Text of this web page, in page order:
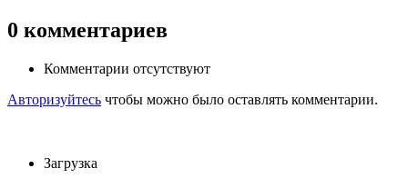
0 комментариев
Комментарии отсутствуют
Авторизуйтесь чтобы можно было оставлять комментарии.
Загрузка